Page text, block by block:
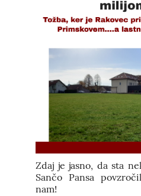
Zdaj je jasno, da sta
Sančo Pansa
nam!